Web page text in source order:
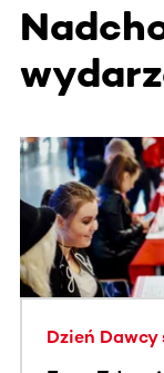
Ta sekcja
Dzień Dawcy